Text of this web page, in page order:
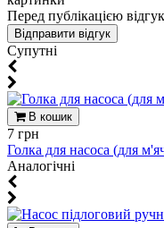
Перед публікацією
Супутні
В кошик
7 грн
Голка для насоса (для
Aналогічні